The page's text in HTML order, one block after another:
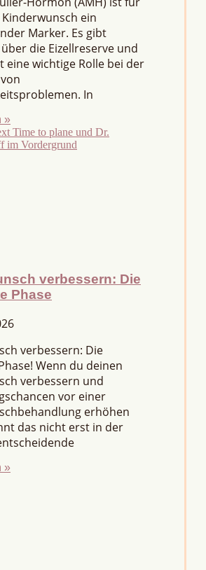
ein
Marker. Es gibt
die Eizellreserve und
eine wichtige Rolle bei der
In
»
verbessern: Die
Phase
verbessern: Die
Wenn du deinen
verbessern und
vor einer
erhöhen
das nicht erst in der
»